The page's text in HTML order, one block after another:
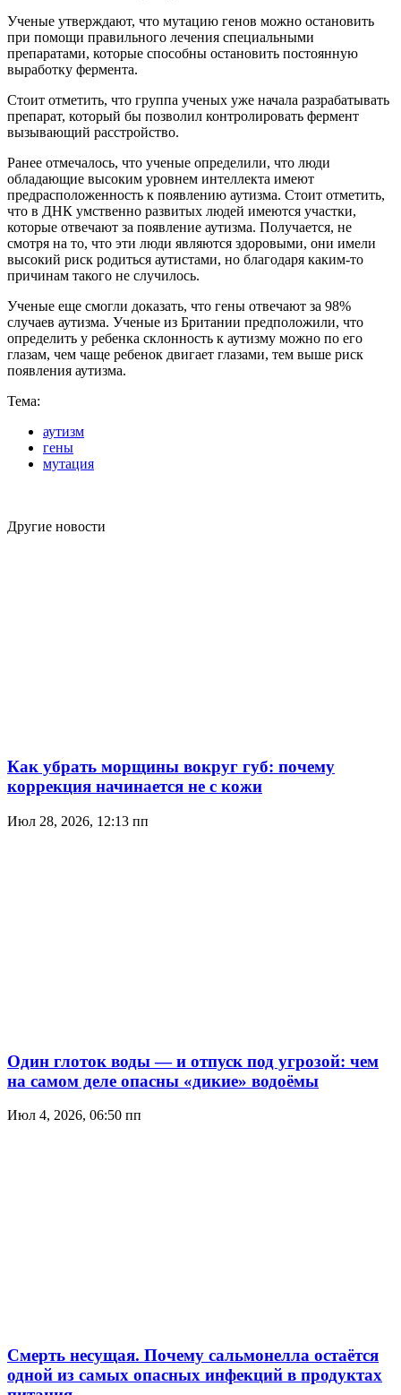
Ученые утверждают, что мутацию генов можно остановить
при помощи правильного лечения специальными
препаратами, которые способны остановить постоянную
выработку фермента.
Стоит отметить, что группа ученых уже начала разрабатывать
препарат, который бы позволил контролировать фермент
вызывающий расстройство.
Ранее отмечалось, что ученые определили, что люди
обладающие высоким уровнем интеллекта имеют
предрасположенность к появлению аутизма. Стоит отметить,
что в ДНК умственно развитых людей имеются участки,
которые отвечают за появление аутизма. Получается, не
смотря на то, что эти люди являются здоровыми, они имели
высокий риск родиться аутистами, но благодаря каким-то
причинам такого не случилось.
Ученые еще смогли доказать, что гены отвечают за 98%
случаев аутизма. Ученые из Британии предположили, что
определить у ребенка склонность к аутизму можно по его
глазам, чем чаще ребенок двигает глазами, тем выше риск
появления аутизма.
Тема:
аутизм
гены
мутация
Другие новости
Как убрать морщины вокруг губ: почему
коррекция начинается не с кожи
Июл 28, 2026, 12:13 пп
Один глоток воды — и отпуск под угрозой: чем
на самом деле опасны «дикие» водоёмы
Июл 4, 2026, 06:50 пп
Смерть несущая. Почему сальмонелла остаётся
одной из самых опасных инфекций в продуктах